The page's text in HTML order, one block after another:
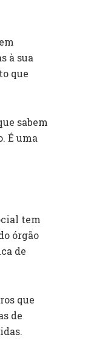
à sua
que
sabem
É uma
tem
órgão
de
que
de